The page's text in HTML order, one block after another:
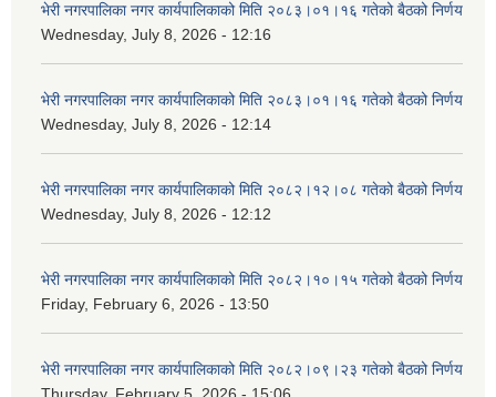
भेरी नगरपालिका नगर कार्यपालिकाको मिति २०८३।०१।१६ गतेको बैठको निर्णय
Wednesday, July 8, 2026 - 12:16
भेरी नगरपालिका नगर कार्यपालिकाको मिति २०८३।०१।१६ गतेको बैठको निर्णय
Wednesday, July 8, 2026 - 12:14
भेरी नगरपालिका नगर कार्यपालिकाको मिति २०८२।१२।०८ गतेको बैठको निर्णय
Wednesday, July 8, 2026 - 12:12
भेरी नगरपालिका नगर कार्यपालिकाको मिति २०८२।१०।१५ गतेको बैठको निर्णय
Friday, February 6, 2026 - 13:50
भेरी नगरपालिका नगर कार्यपालिकाको मिति २०८२।०९।२३ गतेको बैठको निर्णय